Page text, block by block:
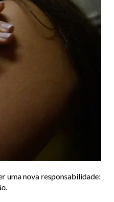
uma nova responsabilidade: